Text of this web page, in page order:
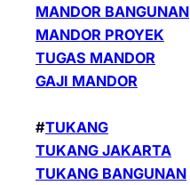
MANDOR BANGUNAN
MANDOR PROYEK
TUGAS MANDOR
GAJI MANDOR
#TUKANG
TUKANG JAKARTA
TUKANG BANGUNAN